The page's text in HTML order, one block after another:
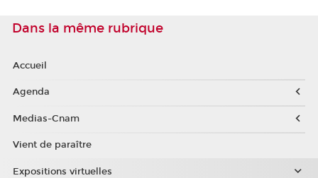
Dans la même rubrique
Accueil
Agenda
Medias-Cnam
Vient de paraître
Expositions virtuelles